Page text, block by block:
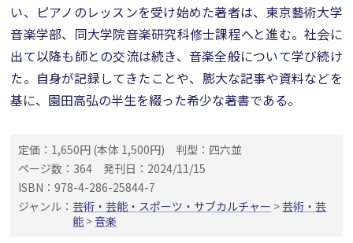
い、ピアノのレッスンを受け始めた著者は、東京藝術大学
音楽学部、同大学院音楽研究科修士課程へと進む。社会に
出て以降も師との交流は続き、音楽全般について学び続け
た。自身が記録してきたことや、膨大な記事や資料などを
基に、園田高弘の半生を綴った希少な著書である。
定価：1,650円 (本体 1,500円)
判型：四六並
ページ数：364
発刊日：2024/11/15
ISBN：978-4-286-25844-7
ジャンル：芸術・芸能・スポーツ・サブカルチャー >芸術・芸
能 >音楽